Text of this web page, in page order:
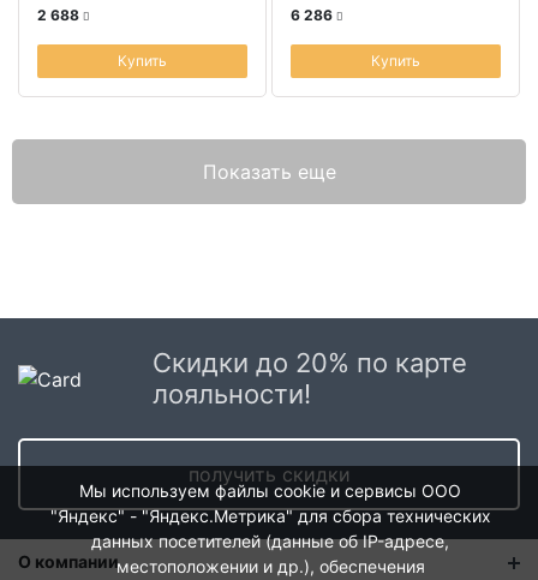
2 688
Купить
6 286
Купить
Показать еще
Скидки до 20% по карте
лояльности!
получить скидки
О компании
Мы используем файлы cookie и сервисы ООО
"Яндекс" - "Яндекс.Метрика" для сбора технических
данных посетителей (данные об IP-адресе,
местоположении и др.), обеспечения